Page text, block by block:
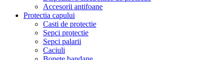
Accesorii antifoane
Protectia capului
Casti de protectie
Sepci protectie
Sepci palarii
Caciuli